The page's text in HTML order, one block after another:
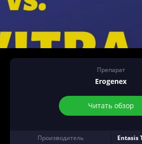
Препарат
Erogenex
Читать обзор
Производитель
Entasis